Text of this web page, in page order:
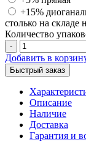
+15%
столько на складе
Количество
-
Добавить в
Быстрый заказ
Описание
Наличие
Доставка
Гарантия и